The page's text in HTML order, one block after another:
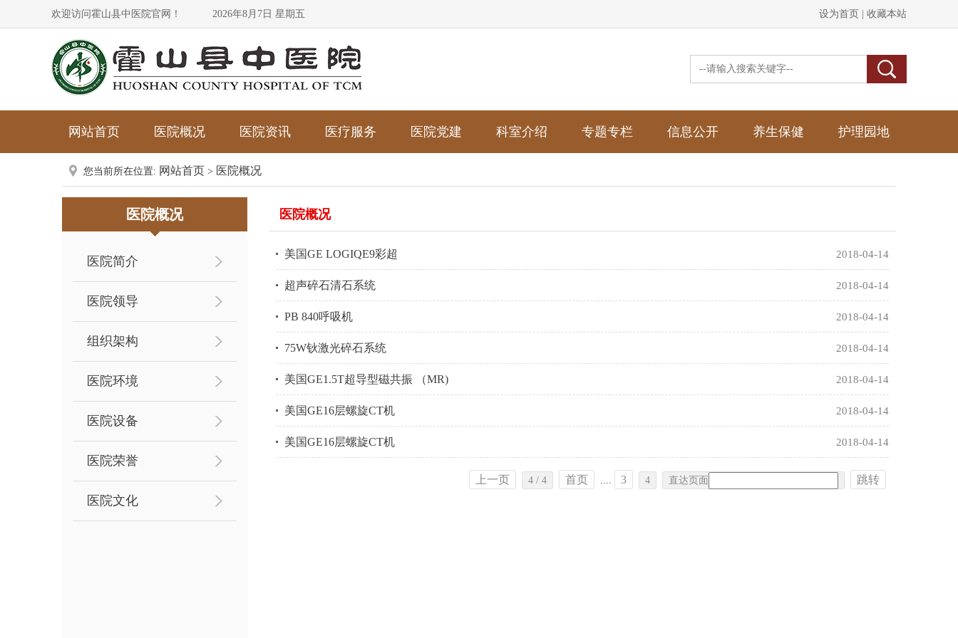
欢迎访问霍山县中医院官网！ 2026年8月7日 星期五 设为首页 | 收藏本站
网站首页 医院概况 医院资讯 医疗服务 医院党建 科室介绍 专题专栏 信息公开 养生保健 护理园地
您当前所在位置: 网站首页 > 医院概况
医院概况
医院简介
医院领导
组织架构
医院环境
医院设备
医院荣誉
医院文化
医院概况
2018-04-14
美国GE LOGIQE9彩超
2018-04-14
超声碎石清石系统
2018-04-14
PB 840呼吸机
2018-04-14
75W钬激光碎石系统
2018-04-14
美国GE1.5T超导型磁共振 （MR)
2018-04-14
美国GE16层螺旋CT机
2018-04-14
美国GE16层螺旋CT机
上一页 4 / 4 首页 .... 3 4 直达页面 跳转